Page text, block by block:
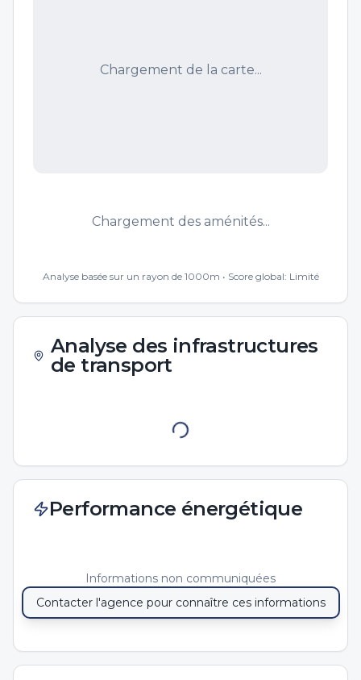
Chargement de la carte...
Chargement des aménités...
Analyse basée sur un rayon de 1000m • Score global: Limité
Analyse des infrastructures
de transport
Performance énergétique
Informations non communiquées
Contacter l'agence pour connaître ces informations